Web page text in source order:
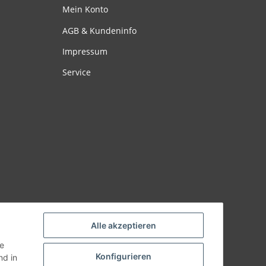
Alle akzeptieren
Konfigurieren
in
Mein Konto
AGB & Kundeninfo
Impressum
Service